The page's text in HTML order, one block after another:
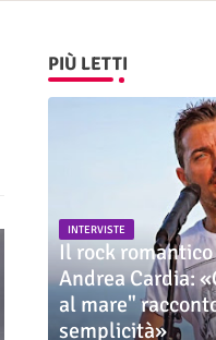
PIÙ LETTI
INTERVISTE
Il rock
Andrea Cardia:
al mare"
semplicità»